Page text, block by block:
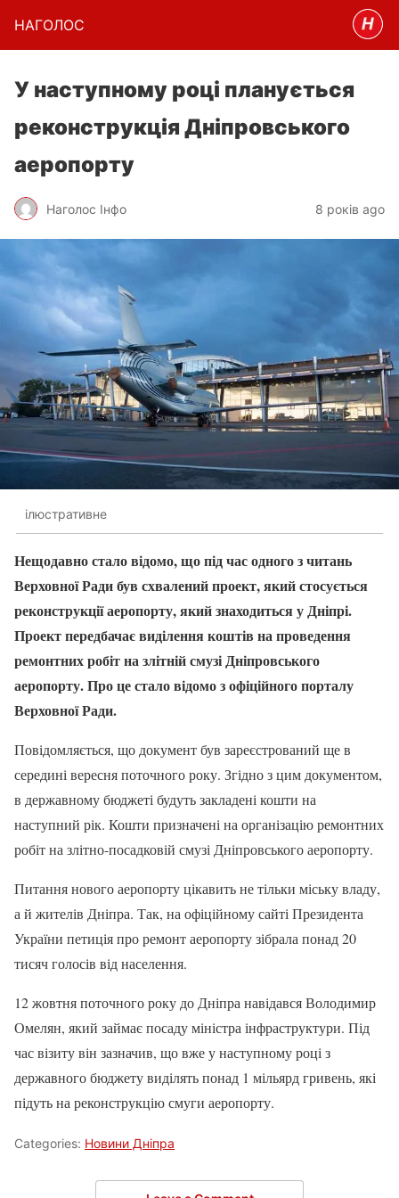
НАГОЛОC
У наступному році планується
реконструкція Дніпровського
аеропорту
Наголос Інфо 8 років ago
ілюстративне
Нещодавно стало відомо, що під час одного з читань
Верховної Ради був схвалений проект, який стосується
реконструкції аеропорту, який знаходиться у Дніпрі.
Проект передбачає виділення коштів на проведення
ремонтних робіт на злітній смузі Дніпровського
аеропорту. Про це стало відомо з офіційного порталу
Верховної Ради.
Повідомляється, що документ був зареєстрований ще в
середині вересня поточного року. Згідно з цим документом,
в державному бюджеті будуть закладені кошти на
наступний рік. Кошти призначені на організацію ремонтних
робіт на злітно-посадковій смузі Дніпровського аеропорту.
Питання нового аеропорту цікавить не тільки міську владу,
а й жителів Дніпра. Так, на офіційному сайті Президента
України петиція про ремонт аеропорту зібрала понад 20
тисяч голосів від населення.
12 жовтня поточного року до Дніпра навідався Володимир
Омелян, який займає посаду міністра інфраструктури. Під
час візиту він зазначив, що вже у наступному році з
державного бюджету виділять понад 1 мільярд гривень, які
підуть на реконструкцію смуги аеропорту.
Categories: Новини Дніпра